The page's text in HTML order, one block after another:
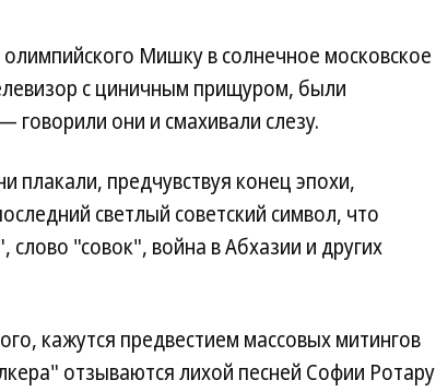
Мишку в солнечное московское
с циничным прищуром, были
они и смахивали слезу.
плакали, предчувствуя конец эпохи,
светлый советский символ, что
"совок", война в Абхазии и других
кажутся предвестием массовых митингов
отзываются лихой песней Софии Ротару